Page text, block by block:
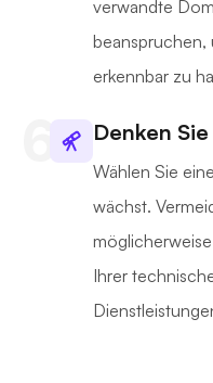
verwandte
beanspruchen,
erkennbar zu
Denken
Wählen Sie
wächst.
Ihrer